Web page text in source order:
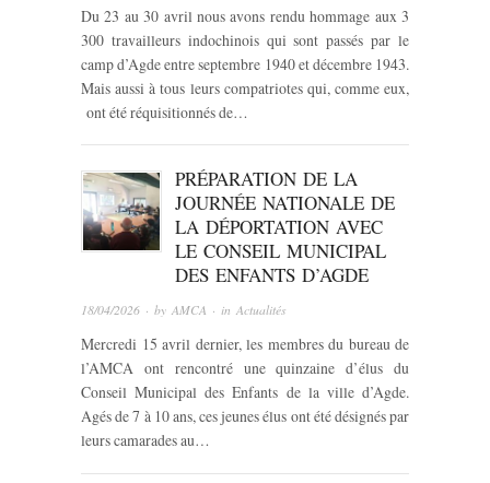
Du 23 au 30 avril nous avons rendu hommage aux 3
300 travailleurs indochinois qui sont passés par le
camp d’Agde entre septembre 1940 et décembre 1943.
Mais aussi à tous leurs compatriotes qui, comme eux,
ont été réquisitionnés de…
PRÉPARATION DE LA
JOURNÉE NATIONALE DE
LA DÉPORTATION AVEC
LE CONSEIL MUNICIPAL
DES ENFANTS D’AGDE
18/04/2026 · by AMCA · in Actualités
Mercredi 15 avril dernier, les membres du bureau de
l’AMCA ont rencontré une quinzaine d’élus du
Conseil Municipal des Enfants de la ville d’Agde.
Agés de 7 à 10 ans, ces jeunes élus ont été désignés par
leurs camarades au…